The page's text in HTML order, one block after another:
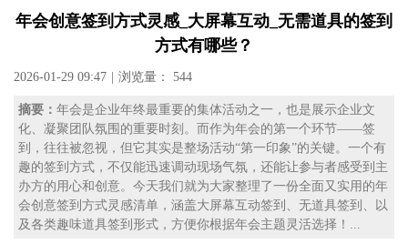
年会创意签到方式灵感_大屏幕互动_无需道具的签到
方式有哪些？
2026-01-29 09:47 浏览量： 544
摘要： 年会是企业年终最重要的集体活动之一，也是展示企业文
化、凝聚团队氛围的重要时刻。而作为年会的第一个环节——签
到，往往被忽视，但它其实是整场活动“第一印象”的关键。一个有
趣的签到方式，不仅能迅速调动现场气氛，还能让参与者感受到主
办方的用心和创意。今天我们就为大家整理了一份全面又实用的年
会创意签到方式灵感清单，涵盖大屏幕互动签到、无道具签到、以
及各类趣味道具签到形式，方便你根据年会主题灵活选择！...